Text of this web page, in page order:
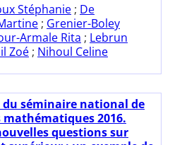
Stéphanie ; De
; Grenier-Boley
Armale Rita ; Lebrun
Zoé ; Nihoul Celine
du séminaire national de
2016.
questions sur